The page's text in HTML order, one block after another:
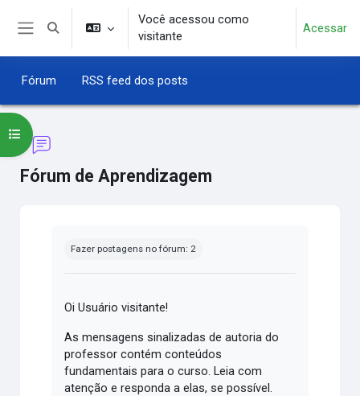
Ir para o conteúdo principal
Alternar entrada de pesquisa
Você acessou como
visitante
Acessar
Fórum RSS feed dos posts
Fórum de Aprendizagem
Abrir índice do curso
Fazer postagens no fórum: 2
Oi Usuário visitante!
As mensagens sinalizadas de autoria do
professor contém conteúdos
fundamentais para o curso. Leia com
atenção e responda a elas, se possível.